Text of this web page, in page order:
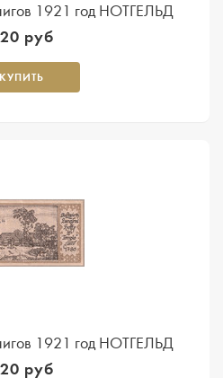
1921 год НОТГЕЛЬД
руб
КУПИТЬ
1921 год НОТГЕЛЬД
руб